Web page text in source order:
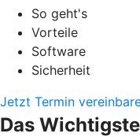
So geht's
Vorteile
Software
Sicherheit
Jetzt Termin
Das